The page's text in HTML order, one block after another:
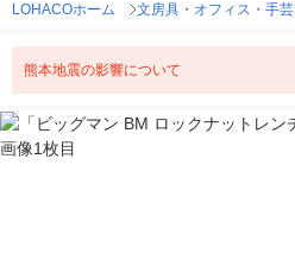
LOHACOホーム 文房具・オフィス・手芸
熊本地震の影響について